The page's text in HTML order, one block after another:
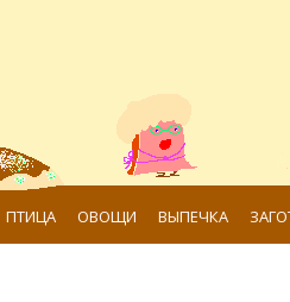
ПТИЦА ОВОЩИ ВЫПЕЧКА